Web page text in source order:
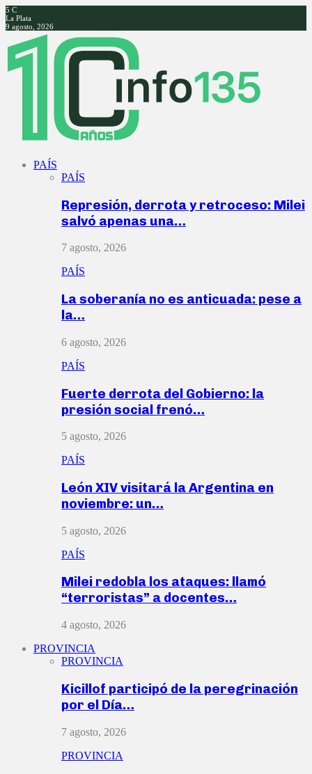
5 C
La Plata
9 agosto, 2026
Facebook
Twitter
Instagram
Youtube
PAÍS
PAÍS
Represión, derrota y retroceso: Milei
salvó apenas una…
7 agosto, 2026
PAÍS
La soberanía no es anticuada: pese a
la…
6 agosto, 2026
PAÍS
Fuerte derrota del Gobierno: la
presión social frenó…
5 agosto, 2026
PAÍS
León XIV visitará la Argentina en
noviembre: un…
5 agosto, 2026
PAÍS
Milei redobla los ataques: llamó
“terroristas” a docentes…
4 agosto, 2026
PROVINCIA
PROVINCIA
Kicillof participó de la peregrinación
por el Día…
7 agosto, 2026
PROVINCIA